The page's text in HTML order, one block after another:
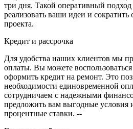
три дня. Такой оперативный подход
реализовать ваши идеи и
проекта.
Кредит и рассрочка
Для удобства наших клиентов мы
оплаты. Вы можете
оформить кредит на ремонт. Это
необходимости единовременной
сотрудничаем с надежными
предложить вам выгодные
процентные ставки. --